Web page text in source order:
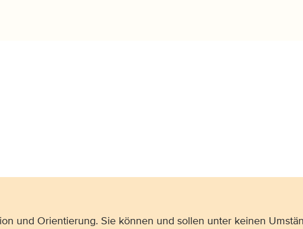
und Orientierung. Sie können und sollen unter keinen